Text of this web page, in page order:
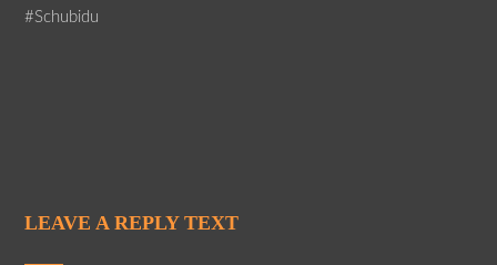
#Schubidu
LEAVE A REPLY TEXT